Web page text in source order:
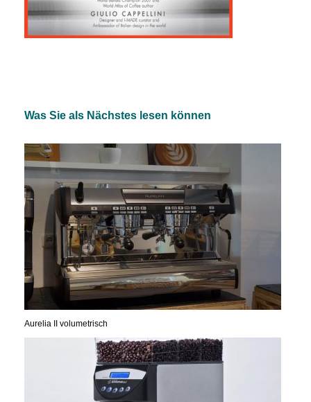
Was Sie als Nächstes lesen können
Aurelia II volumetrisch